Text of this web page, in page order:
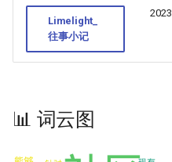
Limelight_
往事小记
2023
📊 词云图